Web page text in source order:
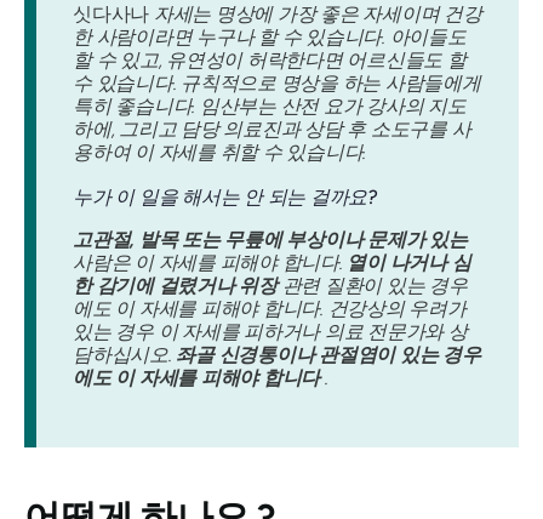
싯다사나 자세는 명상에 가장 좋은 자세이며 건강
한 사람이라면 누구나 할 수 있습니다. 아이들도
할 수 있고, 유연성이 허락한다면 어르신들도 할
수 있습니다. 규칙적으로 명상을 하는 사람들에게
특히 좋습니다. 임산부는 산전 요가 강사의 지도
하에, 그리고 담당 의료진과 상담 후 소도구를 사
용하여 이 자세를 취할 수 있습니다.
누가 이 일을 해서는 안 되는 걸까요?
고관절, 발목 또는 무릎에 부상이나 문제가 있는
사람은 이 자세를 피해야 합니다. 열이 나거나 심
한 감기에 걸렸거나 위장관련 질환이 있는 경우
에도 이 자세를 피해야 합니다. 건강상의 우려가
있는 경우 이 자세를 피하거나 의료 전문가와 상
담하십시오. 좌골 신경통이나 관절염이 있는 경우
에도 이 자세를 피해야 합니다.